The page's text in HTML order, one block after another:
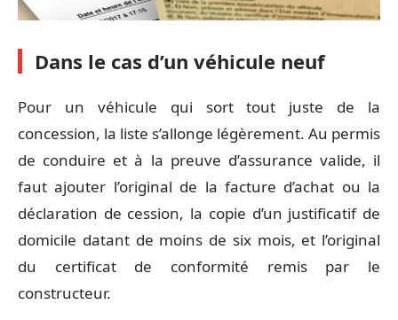
Dans le cas d’un véhicule neuf
Pour un véhicule qui sort tout juste de la
concession, la liste s’allonge légèrement. Au permis
de conduire et à la preuve d’assurance valide, il
faut ajouter l’original de la facture d’achat ou la
déclaration de cession, la copie d’un justificatif de
domicile datant de moins de six mois, et l’original
du certificat de conformité remis par le
constructeur.